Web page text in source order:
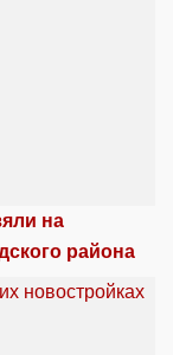
на
района